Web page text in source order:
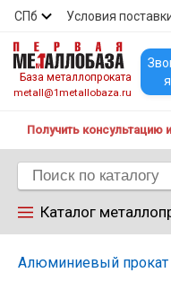
СПб Условия
Скидки Прайс
База металлопроката
metall@1metallobaza.ru
я
Получить консультацию
Каталог
Арматура
Алюминиевый прокат